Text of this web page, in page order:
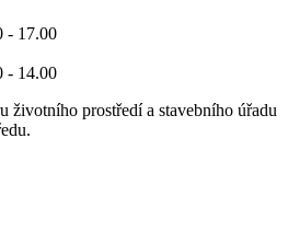
17.00
14.00
životního prostředí a stavebního úřadu